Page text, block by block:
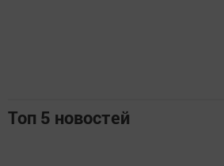
Топ 5 новостей